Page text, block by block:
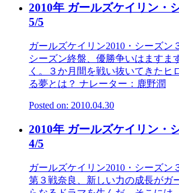
2010年 ガールズケイリン・
5/5
ガールズケイリン2010・シーズン
シーズン終盤、優勝争いはますま
く。３か月間を戦い抜いてきたヒ
る夢とは？ ナレーター：鹿野潤
Posted on: 2010.04.30
2010年 ガールズケイリン・
4/5
ガールズケイリン2010・シーズン
第３戦奈良、新しい力の成長がガ